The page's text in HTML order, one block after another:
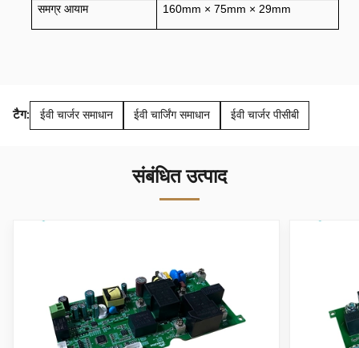
समग्र आयाम 160mm × 75mm × 29mm
टैग: ईवी चार्जर समाधान ईवी चार्जिंग समाधान ईवी चार्जर पीसीबी
संबंधित उत्पाद